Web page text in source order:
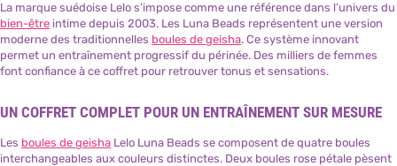
La marque suédoise Lelo s’impose comme une référence dans l’univers du
bien-être intime depuis 2003. Les Luna Beads représentent une version
moderne des traditionnelles boules de geisha. Ce système innovant
permet un entraînement progressif du périnée. Des milliers de femmes
font confiance à ce coffret pour retrouver tonus et sensations.
UN COFFRET COMPLET POUR UN ENTRAÎNEMENT SUR MESURE
Les boules de geisha Lelo Luna Beads se composent de quatre boules
interchangeables aux couleurs distinctes. Deux boules rose pétale pèsent